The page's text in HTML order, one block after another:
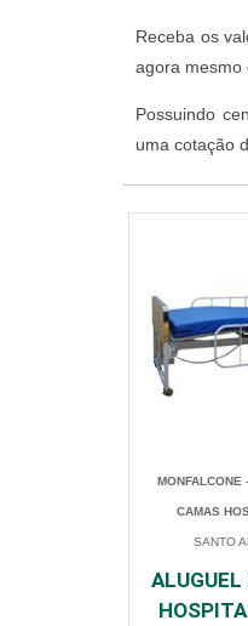
Receba os
agora mesmo
Possuindo
uma cotação
MONFALCONE
CAMAS
SANTO